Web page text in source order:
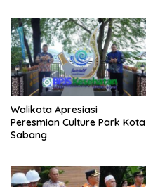
Walikota Apresiasi
Peresmian Culture Park Kota
Sabang